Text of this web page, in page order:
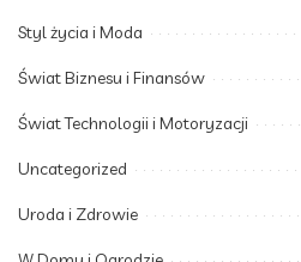
Styl życia i Moda
Świat Biznesu i Finansów
Świat Technologii i Motoryzacji
Uncategorized
Uroda i Zdrowie